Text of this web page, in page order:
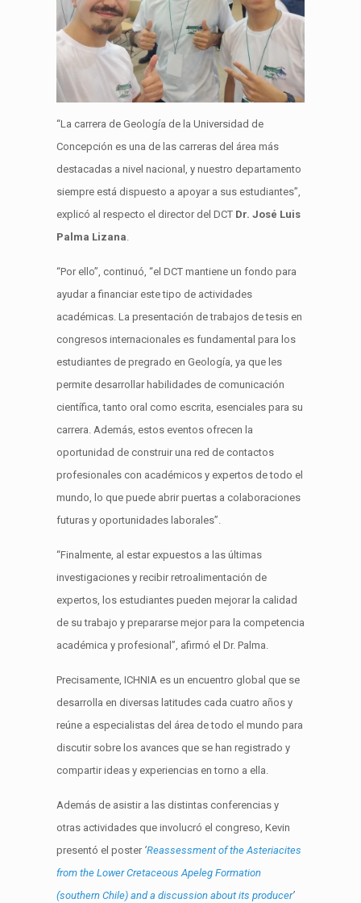
“La carrera de Geología de la Universidad de
Concepción es una de las carreras del área más
destacadas a nivel nacional, y nuestro departamento
siempre está dispuesto a apoyar a sus estudiantes”,
explicó al respecto el director del DCT Dr. José Luis
Palma Lizana
“Por ello”, continuó, “el DCT mantiene un fondo para
ayudar a financiar este tipo de actividades
académicas. La presentación de trabajos de tesis en
congresos internacionales es fundamental para los
estudiantes de pregrado en Geología, ya que les
permite desarrollar habilidades de comunicación
científica, tanto oral como escrita, esenciales para su
carrera. Además, estos eventos ofrecen la
oportunidad de construir una red de contactos
profesionales con académicos y expertos de todo el
mundo, lo que puede abrir puertas a colaboraciones
futuras y oportunidades laborales”.
“Finalmente, al estar expuestos a las últimas
investigaciones y recibir retroalimentación de
expertos, los estudiantes pueden mejorar la calidad
de su trabajo y prepararse mejor para la competencia
académica y profesional”, afirmó el Dr. Palma.
Precisamente, ICHNIA es un encuentro global que se
desarrolla en diversas latitudes cada cuatro años y
reúne a especialistas del área de todo el mundo para
discutir sobre los avances que se han registrado y
compartir ideas y experiencias en torno a ella.
Además de asistir a las distintas conferencias y
otras actividades que involucró el congreso, Kevin
presentó el poster ‘Reassessment of the Asteriacites
from the Lower Cretaceous Apeleg Formation
(southern Chile) and a discussion about its producer’